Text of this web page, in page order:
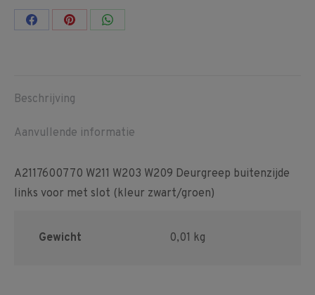
Share Share Share
Beschrijving
Aanvullende informatie
A2117600770 W211 W203 W209 Deurgreep buitenzijde
links voor met slot (kleur zwart/groen)
Gewicht 0,01 kg